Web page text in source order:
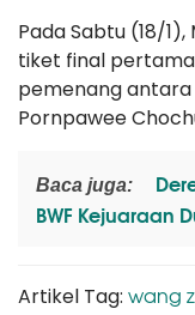
Pada Sabtu (18/
tiket final
pemenang antara
Pornpawee
Baca juga:
BWF Kejuaraan
Artikel Tag: wang